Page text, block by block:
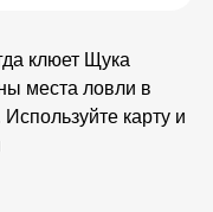
клюет Щука
места ловли в
карту и